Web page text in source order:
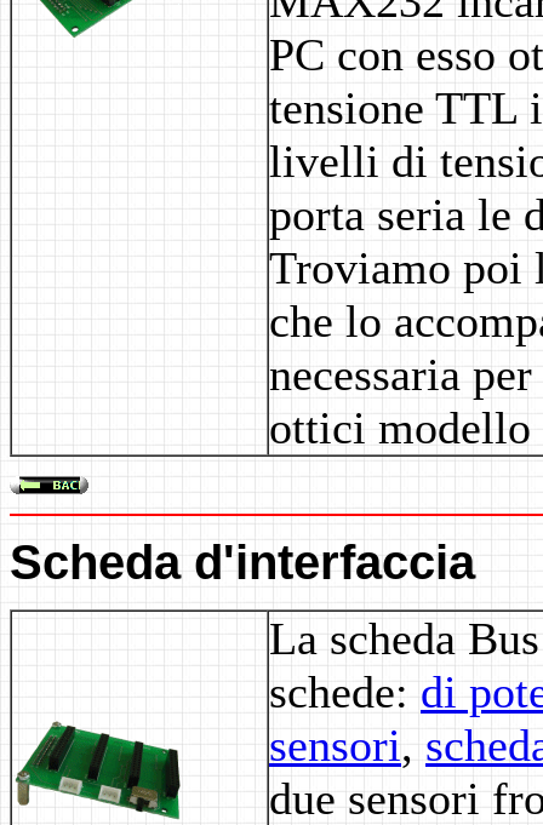
PC con esso
tensione TTL
livelli di
porta seria le
Troviamo poi
che lo
necessaria
ottici modello
Scheda d'interfaccia
La scheda
schede: di
sensori,
due sensori